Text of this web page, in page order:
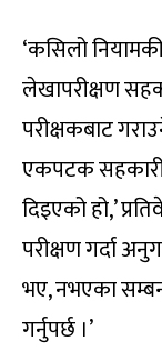
‘कसिलो
लेखापरीक्षण
परीक्षकबाट
एकपटक सहकारी
दिइएको हो,’
परीक्षण गर्दा
भए, नभएका
गर्नुपर्छ ।’